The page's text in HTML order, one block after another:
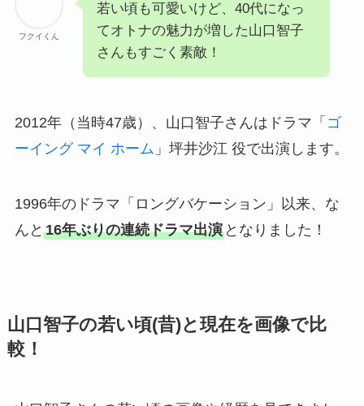
フクイくん
若い頃も可愛いけど、40代になっ
てオトナの魅力が増した山口智子
さんもすごく素敵！
2012年（当時47歳）、山口智子さんはドラマ「 ゴ
ーイング マイ ホーム 」坪井沙江 役で出演します。
1996年のドラマ「ロングバケーション」以来、な
んと 16年ぶりの連続ドラマ出演となりました！
山口智子の若い頃(昔)と現在を画像で比
較！